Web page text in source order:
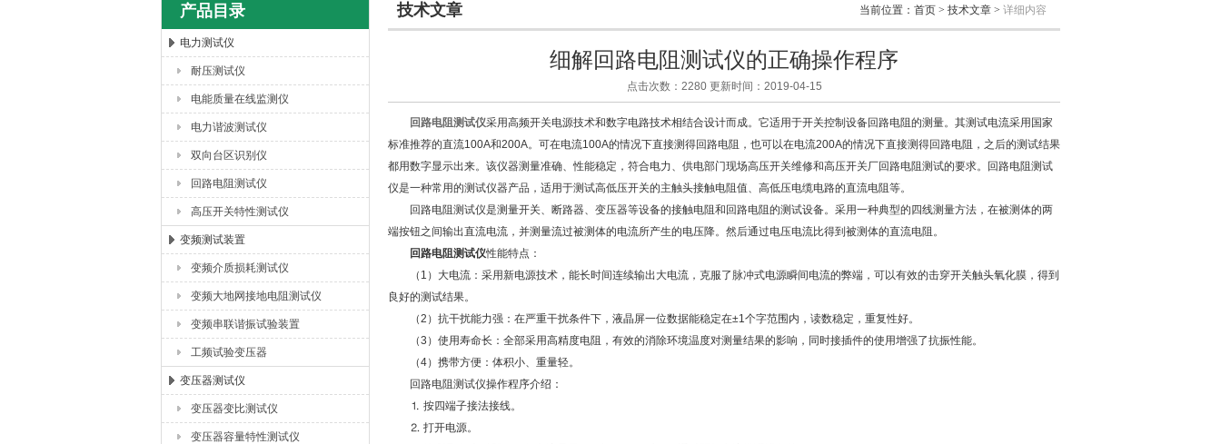
扬州海沃电气科技发展有限公司
产品目录
电力测试仪
耐压测试仪
电能质量在线监测仪
电力谐波测试仪
双向台区识别仪
回路电阻测试仪
高压开关特性测试仪
变频测试装置
变频介质损耗测试仪
变频大地网接地电阻测试仪
变频串联谐振试验装置
工频试验变压器
变压器测试仪
变压器变比测试仪
变压器容量特性测试仪
技术文章 当前位置： 首页 > 技术文章 > 详细内容
细解回路电阻测试仪的正确操作程序
点击次数：2280 更新时间：2019-04-15
回路电阻测试仪采用高频开关电源技术和数字电路技术相结合设计而成。它适用于开关控制设备回路电阻的测量。其测试电流采用国家
标准推荐的直流100A和200A。可在电流100A的情况下直接测得回路电阻，也可以在电流200A的情况下直接测得回路电阻，之后的测试结果
都用数字显示出来。该仪器测量准确、性能稳定，符合电力、供电部门现场高压开关维修和高压开关厂回路电阻测试的要求。回路电阻测试
仪是一种常用的测试仪器产品，适用于测试高低压开关的主触头接触电阻值、高低压电缆电路的直流电阻等。
回路电阻测试仪是测量开关、断路器、变压器等设备的接触电阻和回路电阻的测试设备。采用一种典型的四线测量方法，在被测体的两
端按钮之间输出直流电流，并测量流过被测体的电流所产生的电压降。然后通过电压电流比得到被测体的直流电阻。
回路电阻测试仪性能特点：
（1）大电流：采用新电源技术，能长时间连续输出大电流，克服了脉冲式电源瞬间电流的弊端，可以有效的击穿开关触头氧化膜，得到
良好的测试结果。
（2）抗干扰能力强：在严重干扰条件下，液晶屏一位数据能稳定在±1个字范围内，读数稳定，重复性好。
（3）使用寿命长：全部采用高精度电阻，有效的消除环境温度对测量结果的影响，同时接插件的使用增强了抗振性能。
（4）携带方便：体积小、重量轻。
回路电阻测试仪操作程序介绍：
⒈ 按四端子接法接线。
⒉ 打开电源。